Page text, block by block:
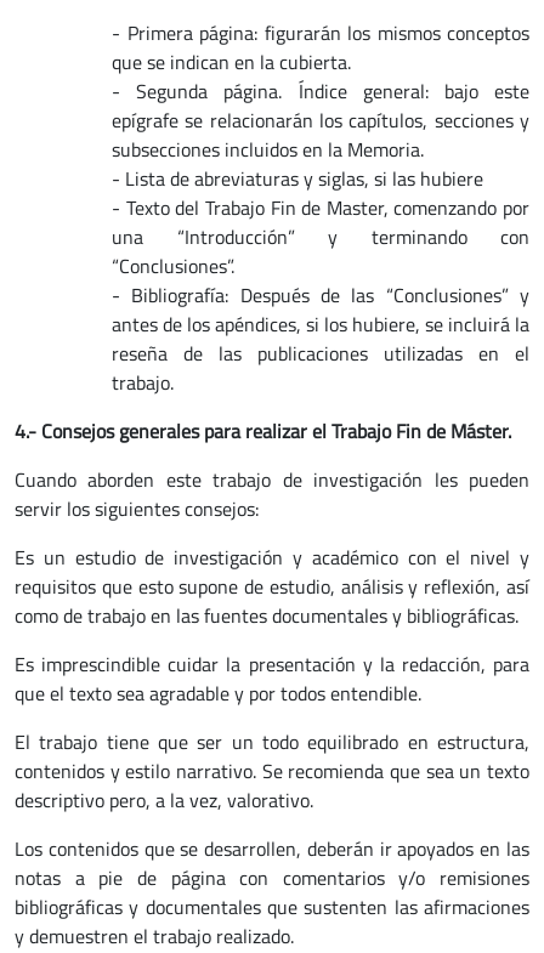
- Primera página: figurarán los mismos conceptos
que se indican en la cubierta.
- Segunda página. Índice general: bajo este
epígrafe se relacionarán los capítulos, secciones y
subsecciones incluidos en la Memoria.
- Lista de abreviaturas y siglas, si las hubiere
- Texto del Trabajo Fin de Master, comenzando por
una “Introducción” y terminando con
“Conclusiones”.
- Bibliografía: Después de las “Conclusiones” y
antes de los apéndices, si los hubiere, se incluirá la
reseña de las publicaciones utilizadas en el
trabajo.
4.- Consejos generales para realizar el Trabajo Fin de Máster.
Cuando aborden este trabajo de investigación les pueden
servir los siguientes consejos:
Es un estudio de investigación y académico con el nivel y
requisitos que esto supone de estudio, análisis y reflexión, así
como de trabajo en las fuentes documentales y bibliográficas.
Es imprescindible cuidar la presentación y la redacción, para
que el texto sea agradable y por todos entendible.
El trabajo tiene que ser un todo equilibrado en estructura,
contenidos y estilo narrativo. Se recomienda que sea un texto
descriptivo pero, a la vez, valorativo.
Los contenidos que se desarrollen, deberán ir apoyados en las
notas a pie de página con comentarios y/o remisiones
bibliográficas y documentales que sustenten las afirmaciones
y demuestren el trabajo realizado.